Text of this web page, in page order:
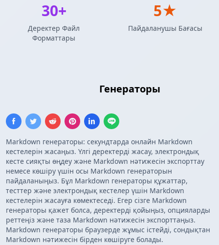
Генераторы
Markdown генераторы: секундтарда онлайн Markdown
кестелерін жасаңыз. Үлгі деректерді жасау, электрондық
кесте сияқты өңдеу және Markdown нәтижесін экспорттау
немесе көшіру үшін осы Markdown генераторын
пайдаланыңыз. Бұл Markdown генераторы құжаттар,
тесттер және электрондық кестелер үшін Markdown
кестелерін жасауға көмектеседі. Егер сізге Markdown
генераторы қажет болса, деректерді қойыңыз, опцияларды
реттеңіз және таза Markdown нәтижесін экспорттаңыз.
Markdown генераторы браузерде жұмыс істейді, сондықтан
Markdown нәтижесін бірден көшіруге болады.
30+
Деректер Файл
Форматтары
5★
Пайдаланушы Бағасы